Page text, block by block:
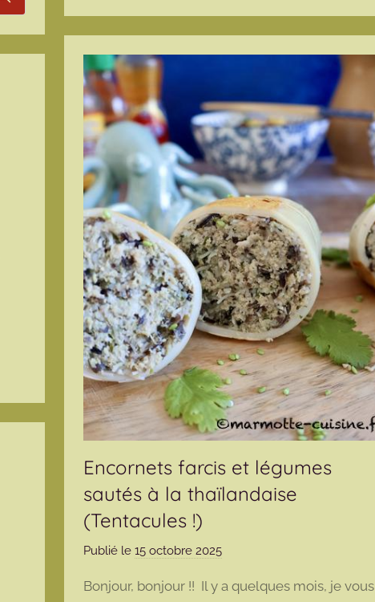
Encornets farcis et légumes
sautés à la thaïlandaise
(Tentacules !)
Publié le 15 octobre 2025p
r
Bonjour, bonjour !! Il y a quelques mois, je vous
Rechercher